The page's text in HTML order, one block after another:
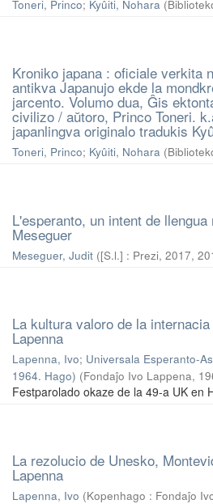
Toneri, Princo; Kyûiti, Nohara (
Kroniko japana : oficiale verkita
antikva Japanujo ekde la
jarcento. Volumo dua, Ĝis
civilizo / aŭtoro, Princo Toneri.
japanlingva originalo tradukis
Toneri, Princo; Kyûiti, Nohara (
L'esperanto, un intent de
Meseguer
Meseguer, Judit ([S.l.] : Prezi, 2017,
La kultura valoro de la
Lapenna
Lapenna, Ivo; Universala Esperanto-
1964. Hago) (Fondaĵo Ivo Lappena,
Festparolado okaze de la 49-a UK en
La rezolucio de Unesko,
Lapenna
Lapenna, Ivo (Kopenhago : Fondaĵo